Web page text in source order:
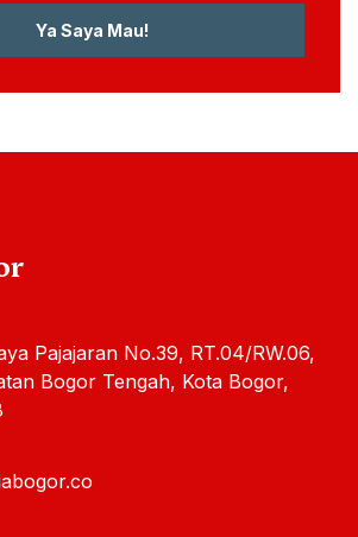
Ya Saya Mau!
Pajajaran No.39, RT.04/RW.06,
Bogor Tengah, Kota Bogor,